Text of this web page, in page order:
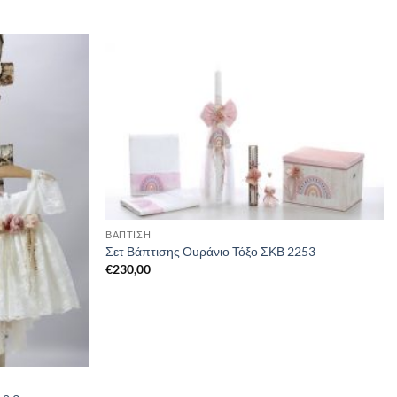
ΒΑΠΤΙΣΗ
Σετ Βάπτισης Ουράνιο Τόξο ΣΚΒ 2253
€230,00